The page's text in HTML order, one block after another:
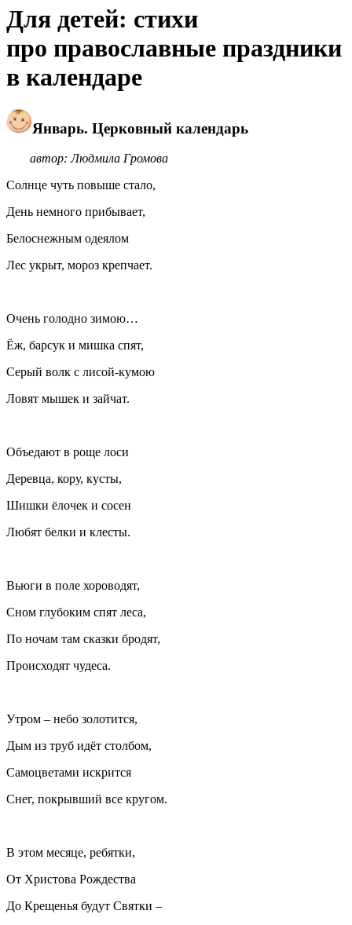
Для детей: стихи
про православные праздники
в календаре
Январь. Церковный календарь
автор: Людмила Громова
Солнце чуть повыше стало,
День немного прибывает,
Белоснежным одеялом
Лес укрыт, мороз крепчает.
Очень голодно зимою…
Ёж, барсук и мишка спят,
Серый волк с лисой-кумою
Ловят мышек и зайчат.
Объедают в роще лоси
Деревца, кору, кусты,
Шишки ёлочек и сосен
Любят белки и клесты.
Вьюги в поле хороводят,
Сном глубоким спят леса,
По ночам там сказки бродят,
Происходят чудеса.
Утром – небо золотится,
Дым из труб идёт столбом,
Самоцветами искрится
Снег, покрывший все кругом.
В этом месяце, ребятки,
От Христова Рождества
До Крещенья будут Святки –